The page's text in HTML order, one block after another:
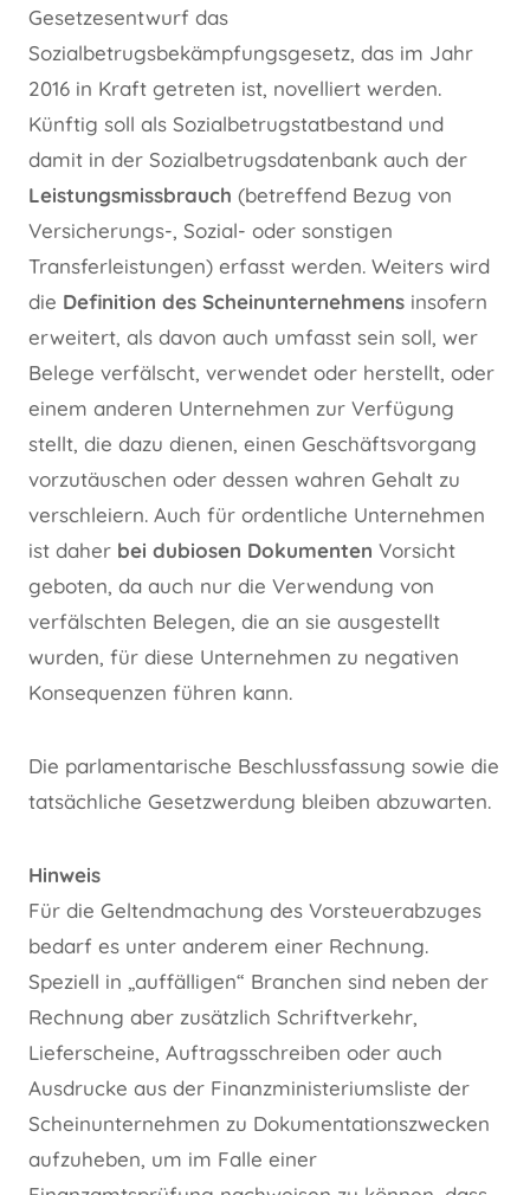
Gesetzesentwurf das
Sozialbetrugsbekämpfungsgesetz, das im Jahr
2016 in Kraft getreten ist, novelliert werden.
Künftig soll als Sozialbetrugstatbestand und
damit in der Sozialbetrugsdatenbank auch der
Leistungsmissbrauch (betreffend Bezug von
Versicherungs-, Sozial- oder sonstigen
Transferleistungen) erfasst werden. Weiters wird
die Definition des Scheinunternehmens insofern
erweitert, als davon auch umfasst sein soll, wer
Belege verfälscht, verwendet oder herstellt, oder
einem anderen Unternehmen zur Verfügung
stellt, die dazu dienen, einen Geschäftsvorgang
vorzutäuschen oder dessen wahren Gehalt zu
verschleiern. Auch für ordentliche Unternehmen
ist daher bei dubiosen Dokumenten Vorsicht
geboten, da auch nur die Verwendung von
verfälschten Belegen, die an sie ausgestellt
wurden, für diese Unternehmen zu negativen
Konsequenzen führen kann.
Die parlamentarische Beschlussfassung sowie die
tatsächliche Gesetzwerdung bleiben abzuwarten.
Hinweis
Für die Geltendmachung des Vorsteuerabzuges
bedarf es unter anderem einer Rechnung.
Speziell in „auffälligen“ Branchen sind neben der
Rechnung aber zusätzlich Schriftverkehr,
Lieferscheine, Auftragsschreiben oder auch
Ausdrucke aus der Finanzministeriumsliste der
Scheinunternehmen zu Dokumentationszwecken
aufzuheben, um im Falle einer